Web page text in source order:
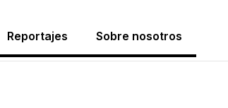
Reportajes Sobre nosotros